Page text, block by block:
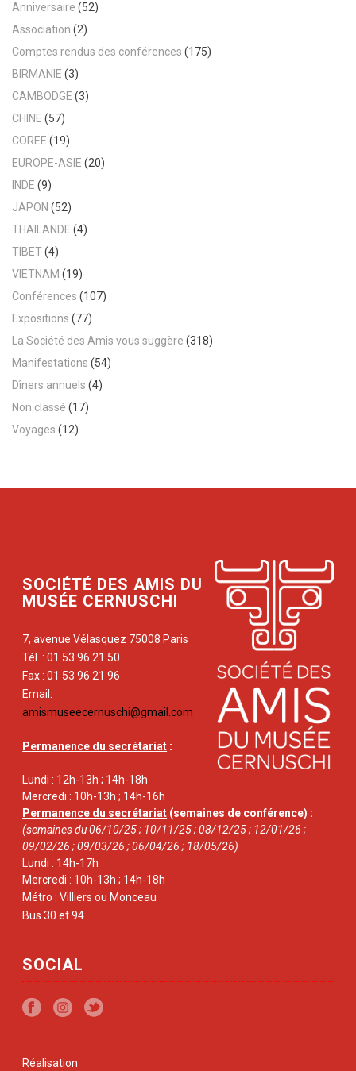
Anniversaire (52)
Association (2)
Comptes rendus des conférences (175)
BIRMANIE (3)
CAMBODGE (3)
CHINE (57)
COREE (19)
EUROPE-ASIE (20)
INDE (9)
JAPON (52)
THAILANDE (4)
TIBET(4)
VIETNAM (19)
Conférences (107)
Expositions (77)
La Société des Amis vous suggère (318)
Manifestations (54)
Dîners annuels (4)
Non classé (17)
Voyages (12)
SOCIÉTÉ DES AMIS DU
MUSÉE CERNUSCHI
7, avenue Vélasquez 75008 Paris
Tél. : 01 53 96 21 50
Fax : 01 53 96 21 96
Email:
amismuseecernuschi@gmail.com
Permanence du secrétariat :
Lundi : 12h-13h ; 14h-18h
Mercredi : 10h-13h ; 14h-16h
Permanence du secrétariat (semaines de conférence) :
(semaines du 06/10/25 ; 10/11/25 ; 08/12/25 ; 12/01/26 ;
09/02/26 ; 09/03/26 ; 06/04/26 ; 18/05/26)
Lundi : 14h-17h
Mercredi : 10h-13h ; 14h-18h
Métro : Villiers ou Monceau
Bus 30 et 94
SOCIAL
Réalisation